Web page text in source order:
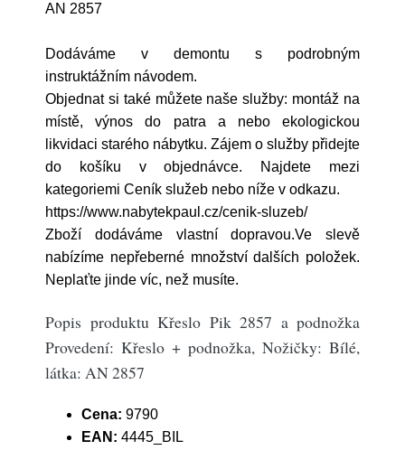
AN 2857
Dodáváme v demontu s podrobným
instruktážním návodem.
Objednat si také můžete naše služby: montáž na
místě, výnos do patra a nebo ekologickou
likvidaci starého nábytku. Zájem o služby přidejte
do košíku v objednávce. Najdete mezi
kategoriemi Ceník služeb nebo níže v odkazu.
https://www.nabytekpaul.cz/cenik-sluzeb/
Zboží dodáváme vlastní dopravou.Ve slevě
nabízíme nepřeberné množství dalších položek.
Neplaťte jinde víc, než musíte.
Popis produktu Křeslo Pik 2857 a podnožka
Provedení: Křeslo + podnožka, Nožičky: Bílé,
látka: AN 2857
Cena: 9790
EAN: 4445_BIL